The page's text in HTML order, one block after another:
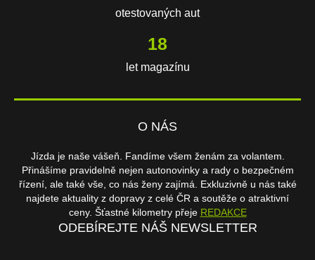
otestovaných aut
18
let magazínu
O NÁS
Jízda je naše vášeň. Fandíme všem ženám za volantem.
Přinášíme pravidelně nejen autonovinky a rady o bezpečném
řízení, ale také vše, co nás ženy zajímá. Exkluzivně u nás také
najdete aktuality z dopravy z celé ČR a soutěže o atraktivní
ceny. Šťastné kilometry přeje REDAKCE
ODEBÍREJTE NÁŠ NEWSLETTER